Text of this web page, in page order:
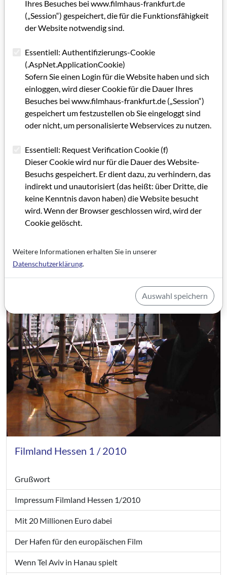
mit einer Fördersumme von insgesamt 48.966 Euro
Schlagworte: Filmförderung, Spielfilm, Dokumentarfilm,
Kurzfilm, Animation, Drehbuch, Nachwuchs
Artikel im PDF aufrufen
Filmland Hessen 1 / 2010
Grußwort
Impressum Filmland Hessen 1/2010
Mit 20 Millionen Euro dabei
Der Hafen für den europäischen Film
Wenn Tel Aviv in Hanau spielt
Ihres Besuches bei www.filmhaus-frankfurt.de
(„Session“) gespeichert, die für die Funktionsfähigkeit
der Website notwendig sind.
Essentiell: Authentifizierungs-Cookie
(.AspNet.ApplicationCookie)
Sofern Sie einen Login für die Website haben und sich
einloggen, wird dieser Cookie für die Dauer Ihres
Besuches bei www.filmhaus-frankfurt.de („Session“)
gespeichert um festzustellen ob Sie eingeloggt sind
oder nicht, um personalisierte Webservices zu nutzen.
Essentiell: Request Verification Cookie (f)
Dieser Cookie wird nur für die Dauer des Website-
Besuchs gespeichert. Er dient dazu, zu verhindern, das
indirekt und unautorisiert (das heißt: über Dritte, die
keine Kenntnis davon haben) die Website besucht
wird. Wenn der Browser geschlossen wird, wird der
Cookie gelöscht.
Weitere Informationen erhalten Sie in unserer
Datenschutzerklärung.
Auswahl speichern